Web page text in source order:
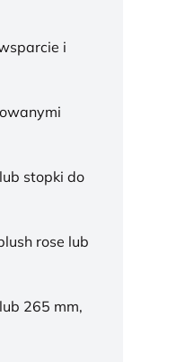
i
stopki do
rose lub
265 mm,